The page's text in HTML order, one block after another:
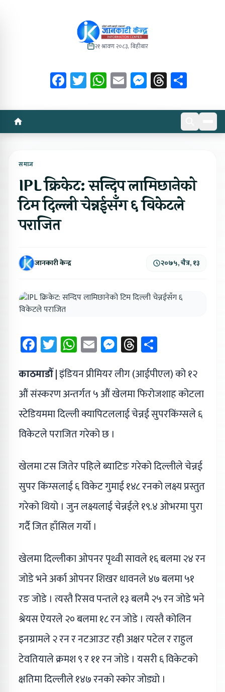
२१ श्रावण २०८३, बिहीबार
Facebook
Twitter
WhatsApp
EmailMessenger
Threads
समाज
IPL क्रिकेट: सन्दिप लामिछानेको
टिम दिल्ली चेन्नईसँग ६ विकेटले
पराजित
जानकारी केन्द्र २०७५, चैत्र, १३
Facebook
Twitter
WhatsApp
EmailMessenger
Threads
काठमाडौँ |इंडियन प्रीमियर लीग (आईपीएल) को १२
औं संस्करण अन्तर्गत ५ औं खेलमा फिरोजशाह कोटला
स्टेडियममा दिल्ली क्यापिटललाई चेन्नई सुपरकिंग्सले ६
विकेटले पराजित गरेको छ ।
खेलमा टस जितेर पहिले ब्याटिङ गरेको दिल्लीले चेन्नई
सुपर किंग्सलाई ६ विकेट गुमाई १४८ रनको लक्ष्य प्रस्तुत
गरेको थियो । जुन लक्ष्यलाई चेन्नईले १९.४ ओभरमा पुरा
गर्दै जित हाँसिल गर्यो ।
खेलमा दिल्लीका ओपनर पृथ्वी सावले १६ बलमा २४ रन
जोडे भने अर्का ओपनर शिखर धावनले ४७ बलमा ५१
रङ जोडे । त्यस्तै रिसव पन्तले १३ बलमै २५ रन जोडे भने
श्रेयस ऐयरले २० बलमा १८ रन जोडे । त्यस्तै कोलिन
इनग्रामले २ रन र नटआउट रही अक्षर पटेल र राहुल
टेवतियाले क्रमश ९ र ११ रन जोडे । यसरी ६ विकेटको
क्षतिमा दिल्लीले १४७ रनको स्कोर जोड्यो ।